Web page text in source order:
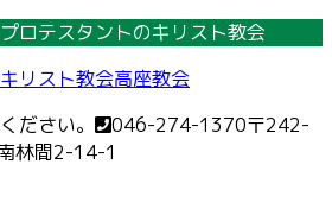
ロテスタントのキリスト教会
ださい。 046-274-1370〒242-
林間2-14-1